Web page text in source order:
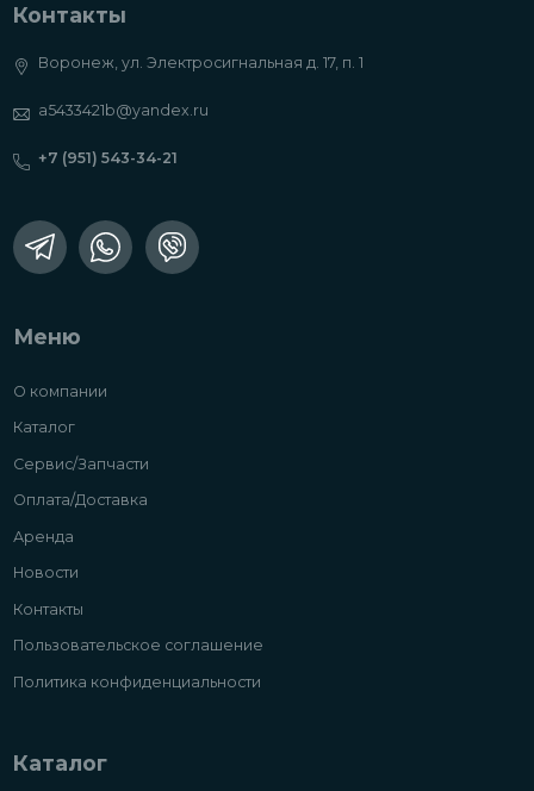
Контакты
Воронеж, ул. Электросигнальная д. 17, п. 1
a5433421b@yandex.ru
+7 (951) 543-34-21
Меню
О компании
Каталог
Сервис/Запчасти
Оплата/Доставка
Аренда
Новости
Контакты
Пользовательское соглашение
Политика конфиденциальности
Каталог